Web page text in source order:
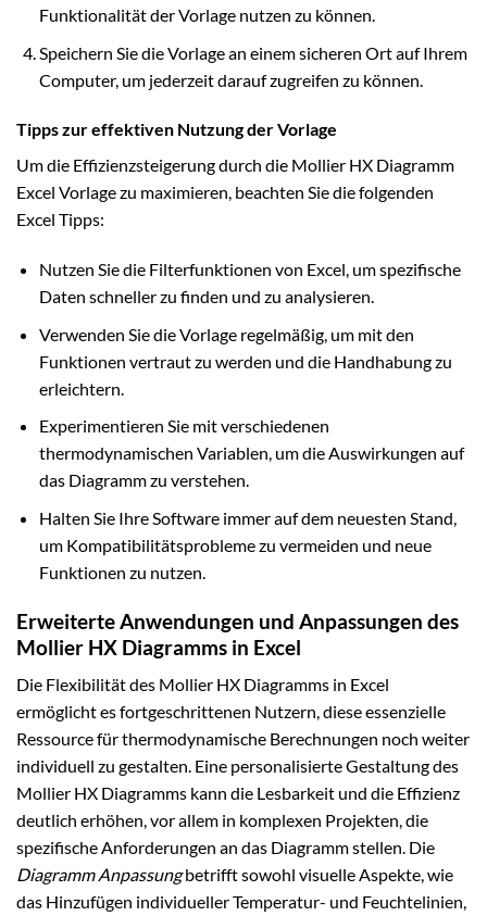
Funktionalität der Vorlage nutzen zu können.
Speichern Sie die Vorlage an einem sicheren Ort auf Ihrem
Computer, um jederzeit darauf zugreifen zu können.
Tipps zur effektiven Nutzung der Vorlage
Um die Effizienzsteigerung durch die Mollier HX Diagramm
Excel Vorlage zu maximieren, beachten Sie die folgenden
Excel Tipps:
Nutzen Sie die Filterfunktionen von Excel, um spezifische
Daten schneller zu finden und zu analysieren.
Verwenden Sie die Vorlage regelmäßig, um mit den
Funktionen vertraut zu werden und die Handhabung zu
erleichtern.
Experimentieren Sie mit verschiedenen
thermodynamischen Variablen, um die Auswirkungen auf
das Diagramm zu verstehen.
Halten Sie Ihre Software immer auf dem neuesten Stand,
um Kompatibilitätsprobleme zu vermeiden und neue
Funktionen zu nutzen.
Erweiterte Anwendungen und Anpassungen des
Mollier HX Diagramms in Excel
Die Flexibilität des Mollier HX Diagramms in Excel
ermöglicht es fortgeschrittenen Nutzern, diese essenzielle
Ressource für thermodynamische Berechnungen noch weiter
individuell zu gestalten. Eine personalisierte Gestaltung des
Mollier HX Diagramms kann die Lesbarkeit und die Effizienz
deutlich erhöhen, vor allem in komplexen Projekten, die
spezifische Anforderungen an das Diagramm stellen. Die
Diagramm Anpassungbetrifft sowohl visuelle Aspekte, wie
das Hinzufügen individueller Temperatur- und Feuchtelinien,